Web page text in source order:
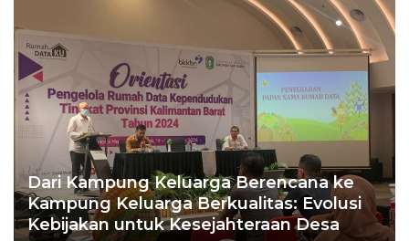
Dari Kampung Keluarga Berencana ke
Kampung Keluarga Berkualitas: Evolusi
Kebijakan untuk Kesejahteraan Desa